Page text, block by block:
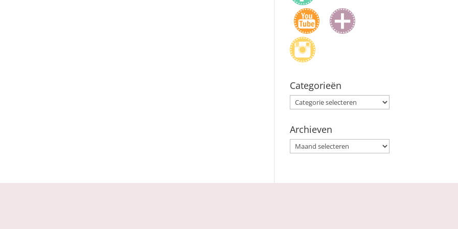
Categorieën
Categorieën
Archieven
Archieven